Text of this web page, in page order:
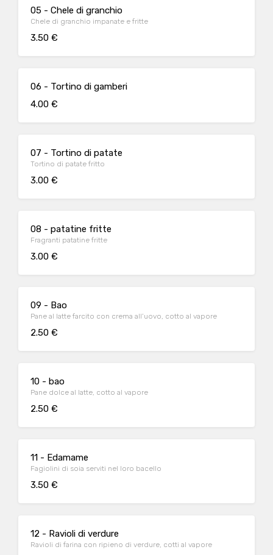
05 - Chele di granchio
Chele di granchio impanate e fritte
3.50 €
06 - Tortino di gamberi
4.00 €
07 - Tortino di patate
Tortino di patate fritto
3.00 €
08 - patatine fritte
Fragranti patatine fritte
3.00 €
09 - Bao
Pane al latte farcito con crema all’uovo, cotto al vapore
2.50 €
10 - bao
Pane dolce al latte, cotto al vapore
2.50 €
11 - Edamame
Fagiolini di soia serviti nel loro bacello
3.50 €
12 - Ravioli di verdure
Ravioli di farina con ripieno di verdure, cotti al vapore